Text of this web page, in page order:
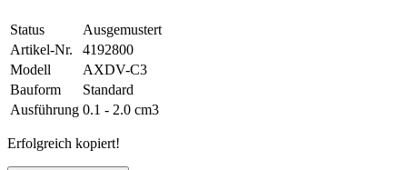
Status
Ausgemustert
Artikel-Nr.
4192800
Modell
AXDV-C3
Bauform
Standard
Ausführung 0.1 - 2.0 cm3
Erfolgreich kopiert!